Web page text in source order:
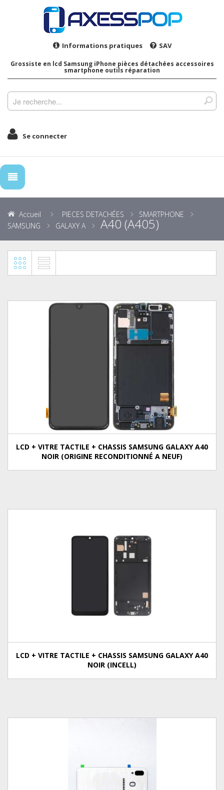
Informations pratiques SAV
Grossiste en lcd Samsung iPhone pièces détachées accessoires
smartphone outils réparation
Se connecter
Accueil PIECES DETACHÉES
SMARTPHONE
SAMSUNG
GALAXY A A40 (A405)
LCD + VITRE TACTILE + CHASSIS SAMSUNG GALAXY A40
NOIR (ORIGINE RECONDITIONNÉ A NEUF)
LCD + VITRE TACTILE + CHASSIS SAMSUNG GALAXY A40
NOIR (INCELL)